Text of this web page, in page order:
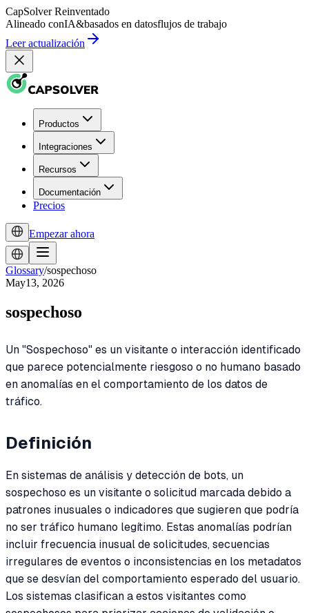
CapSolver Reinventado
Alineado conIA&basados en datosflujos de trabajo
Leer actualización
Productos
Integraciones
Recursos
Documentación
Precios
Empezar ahora
Glossary/sospechoso
May13, 2026
sospechoso
Un "Sospechoso" es un visitante o interacción identificado
que parece potencialmente riesgoso o no humano basado
en anomalías en el comportamiento de los datos de
tráfico.
Definición
En sistemas de análisis y detección de bots, un
sospechoso es un visitante o solicitud marcada debido a
patrones inusuales o indicadores que sugieren que podría
no ser tráfico humano legítimo. Estas anomalías podrían
incluir frecuencia inusual de solicitudes, secuencias
irregulares de eventos o inconsistencias en los metadatos
que se desvían del comportamiento esperado del usuario.
Los sistemas clasifican a estos visitantes como